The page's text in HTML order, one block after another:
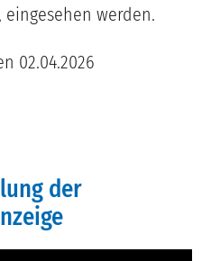
eingesehen werden.
02.04.2026
der